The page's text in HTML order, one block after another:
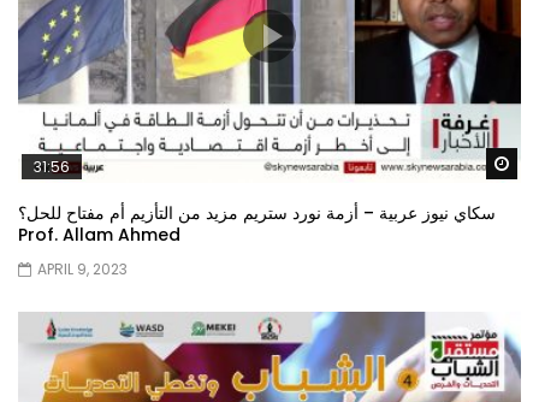
31:56
سكاي نيوز عربية – أزمة نورد ستريم مزيد من التأزيم أم مفتاح للحل؟
Prof. Allam Ahmed
APRIL 9, 2023